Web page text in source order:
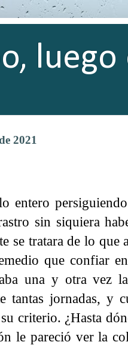
2021
entero
sin siquiera
se tratara de lo que
que confiar
una y otra vez
tantas jornadas, y
criterio. ¿Hasta
le pareció ver la